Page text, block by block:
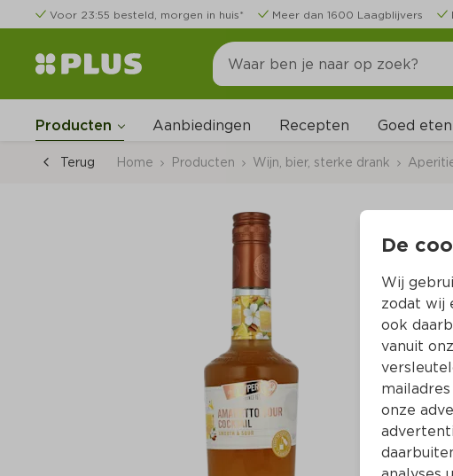
Voor 23:55 besteld, morgen in huis* Meer dan 1600 Laagblijvers
Producten Aanbiedingen Recepten Goed eten
Terug Home Producten Wijn, bier, sterke drank
De
Wij
zodat wij
ook
vanuit
onze